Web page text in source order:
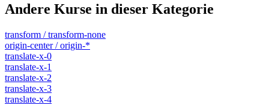
Andere Kurse in dieser Kategorie
transform / transform-none
origin-center / origin-*
translate-x-0
translate-x-1
translate-x-2
translate-x-3
translate-x-4